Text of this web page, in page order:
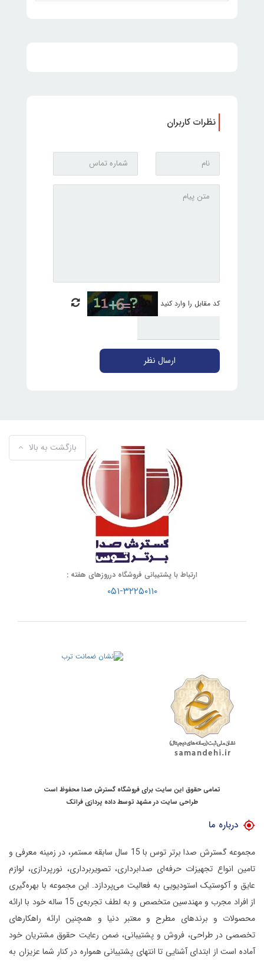
نظرات کاربران
کد مقابل را وارد کنید
ارسال نظر
بازگشت به بالا
ارتباط با پشتیبانی فروشگاه درروزهای هفته :
۰۵۱-۳۲۲۵۰۱۱۰
تمامی حقوق این سایت برای فروشگاه گسترش صدا محفوظ است
طراحی سایت در مشهد توسطداده پردازی فراتک
درباره ما
مجموعه گسترش صدا برتر توس با 15 سال سابقه مستمر، در زمینه معرفی و
تامین انواع تجهیزات حرفه‌ای صدابرداری، تصویربرداری، نورپردازی، لوازم
عایق و آکوستیک استودیویی به فعالیت می‌پردازد. این مجموعه با بهره‌گیری
از افراد مجرب و مهندسین متخصص و به لطف تجربه‌ی 15 ساله خود با ارائه
محصولات و برندهای مطرح و معتبر دنیا و همچنین ارائه راهکارهای
تخصصی در طراحی، فروش و پشتیبانی، ضمن رعایت حقوق مشتریان خود
آماده است از ابتدای آشنایی تا انتهای پشتیبانی همواره در کنار شما عزیزان به